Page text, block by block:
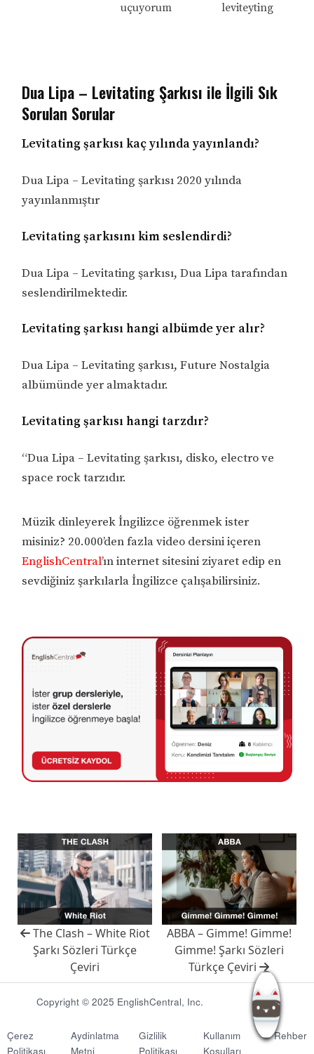
uçuyorum
leviteyting
Dua Lipa – Levitating Şarkısı ile İlgili Sık
Sorulan Sorular
Levitating şarkısı kaç yılında yayınlandı?
Dua Lipa – Levitating şarkısı 2020 yılında
yayınlanmıştır
Levitating şarkısını kim seslendirdi?
Dua Lipa – Levitating şarkısı, Dua Lipa tarafından
seslendirilmektedir.
Levitating şarkısı hangi albümde yer alır?
Dua Lipa – Levitating şarkısı, Future Nostalgia
albümünde yer almaktadır.
Levitating şarkısı hangi tarzdır?
“Dua Lipa – Levitating şarkısı, disko, electro ve
space rock tarzıdır.
Müzik dinleyerek İngilizce öğrenmek ister
misiniz? 20.000’den fazla video dersini içeren
EnglishCentral’ın internet sitesini ziyaret edip en
sevdiğiniz şarkılarla İngilizce çalışabilirsiniz.
The Clash – White Riot
Şarkı Sözleri Türkçe
Çeviri
ABBA – Gimme! Gimme!
Gimme! Şarkı Sözleri
Türkçe Çeviri
Copyright © 2025 EnglishCentral, Inc.
Çerez
Politikası
Aydinlatma
Metni
Gizlilik
Politikası
Kullanım
Koşulları
Rehber